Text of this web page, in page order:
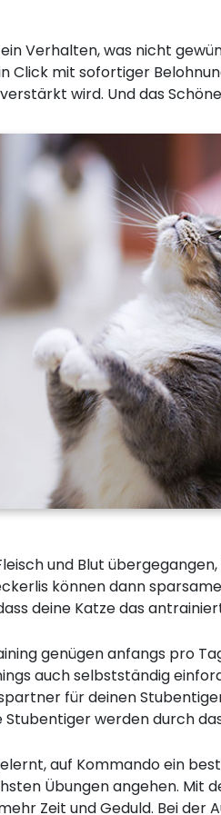
Verhalten, was nicht
Click mit sofortiger
wird. Und das
und Blut
können dann
deine Katze das
genügen anfangs pro
auch selbstständig
für deinen
Stubentiger werden durch
auf Kommando ein
Übungen angehen. Mit
Zeit und Geduld. Bei der